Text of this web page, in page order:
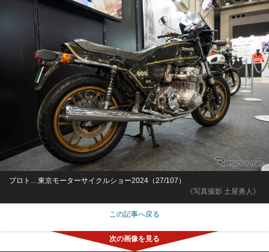
《写真撮影 土屋勇人》
プロト…東京モーターサイクルショー2024（27/107）
この記事へ戻る